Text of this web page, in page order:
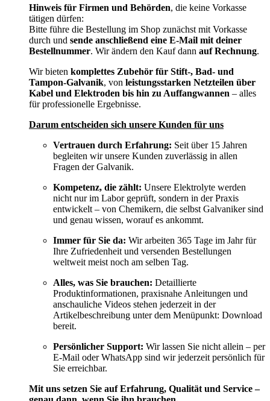
Hinweis für Firmen und Behörden, die keine Vorkasse
tätigen dürfen:
Bitte führe die Bestellung im Shop zunächst mit Vorkasse
durch und sende anschließend eine E-Mail mit deiner
Bestellnummer. Wir ändern den Kauf dann auf Rechnung.
Wir bieten komplettes Zubehör für Stift-, Bad- und
Tampon-Galvanik, von leistungsstarken Netzteilen über
Kabel und Elektroden bis hin zu Auffangwannen – alles
für professionelle Ergebnisse.
Darum entscheiden sich unsere Kunden für uns
Vertrauen durch Erfahrung: Seit über 15 Jahren
begleiten wir unsere Kunden zuverlässig in allen
Fragen der Galvanik.
Kompetenz, die zählt: Unsere Elektrolyte werden
nicht nur im Labor geprüft, sondern in der Praxis
entwickelt – von Chemikern, die selbst Galvaniker sind
und genau wissen, worauf es ankommt.
Immer für Sie da: Wir arbeiten 365 Tage im Jahr für
Ihre Zufriedenheit und versenden Bestellungen
weltweit meist noch am selben Tag.
Alles, was Sie brauchen: Detaillierte
Produktinformationen, praxisnahe Anleitungen und
anschauliche Videos stehen jederzeit in der
Artikelbeschreibung unter dem Menüpunkt: Download
bereit.
Persönlicher Support: Wir lassen Sie nicht allein – per
E-Mail oder WhatsApp sind wir jederzeit persönlich für
Sie erreichbar.
Mit uns setzen Sie auf Erfahrung, Qualität und Service –